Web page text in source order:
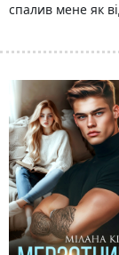
спалив мене як